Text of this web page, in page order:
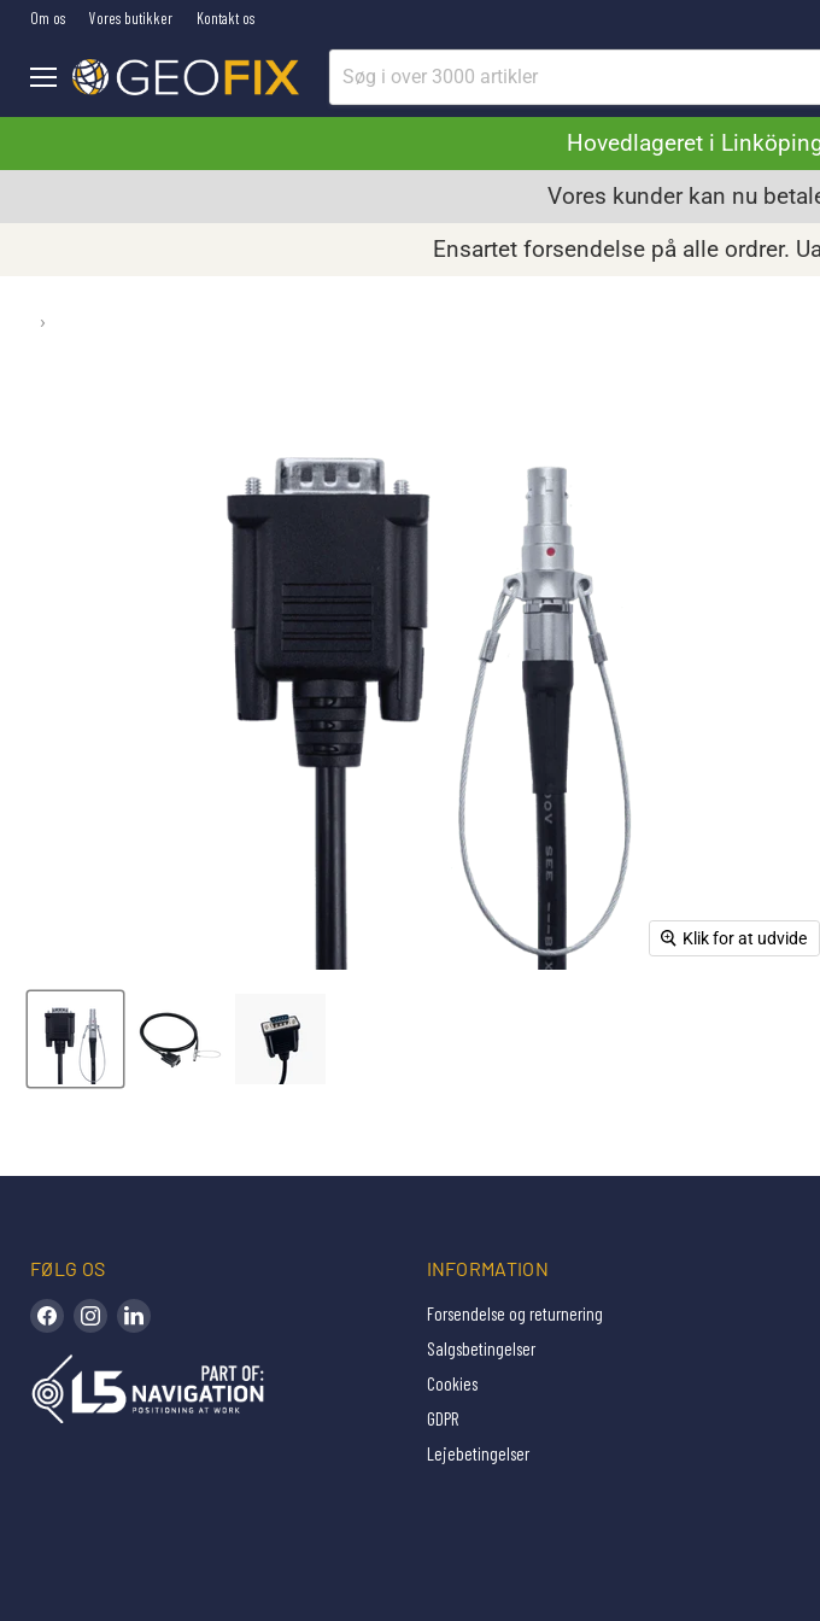
Om os Vores butikker Kontakt os
Menu
Hovedlageret i
Vores kunder kan nu
Ensartet forsendelse på alle ordrer.
›
Klik for at udvide
FØLG OS
Find os på Facebook
Find os på Instagram
INFORMATION
Forsendelse og returnering
Salgsbetingelser
Cookies
GDPR
Lejebetingelser